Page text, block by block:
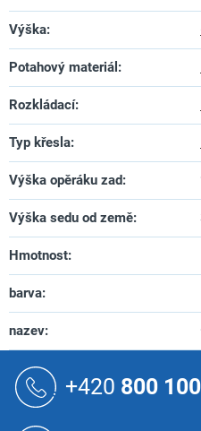
Výška:
Potahový materiál :
Rozkládací:
Typ křesla:
Výška opěráku zad:
Výška sedu od země:
Hmotnost:
barva:
nazev:
+420 800